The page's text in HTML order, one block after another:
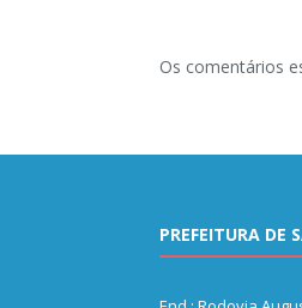
Os comentários
PREFEITURA DE